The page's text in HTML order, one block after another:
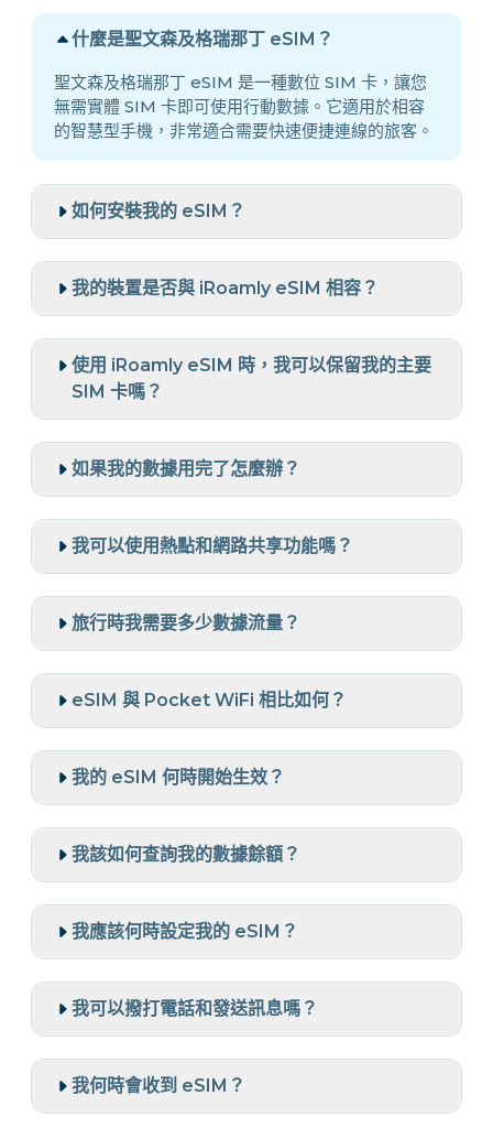
什麼是聖文森及格瑞那丁 eSIM？
聖文森及格瑞那丁 eSIM 是一種數位 SIM 卡，讓您
無需實體 SIM 卡即可使用行動數據。它適用於相容
的智慧型手機，非常適合需要快速便捷連線的旅客。
如何安裝我的 eSIM？
我的裝置是否與 iRoamly eSIM 相容？
使用 iRoamly eSIM 時，我可以保留我的主要
SIM 卡嗎？
如果我的數據用完了怎麼辦？
我可以使用熱點和網路共享功能嗎？
旅行時我需要多少數據流量？
eSIM 與 Pocket WiFi 相比如何？
我的 eSIM 何時開始生效？
我該如何查詢我的數據餘額？
我應該何時設定我的 eSIM？
我可以撥打電話和發送訊息嗎？
我何時會收到 eSIM？